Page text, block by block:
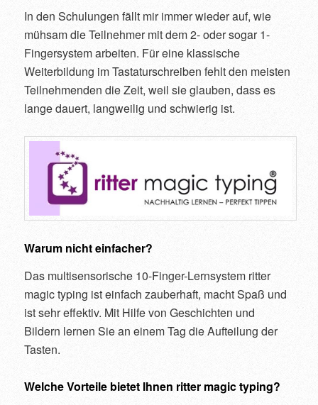
In den Schulungen fällt mir immer wieder auf, wie
mühsam die Teilnehmer mit dem 2- oder sogar 1-
Fingersystem arbeiten. Für eine klassische
Weiterbildung im Tastaturschreiben fehlt den meisten
Teilnehmenden die Zeit, weil sie glauben, dass es
lange dauert, langweilig und schwierig ist.
Warum nicht einfacher?
Das multisensorische 10-Finger-Lernsystem ritter
magic typing ist einfach zauberhaft, macht Spaß und
ist sehr effektiv. Mit Hilfe von Geschichten und
Bildern lernen Sie an einem Tag die Aufteilung der
Tasten.
Welche Vorteile bietet Ihnen ritter magic typing?